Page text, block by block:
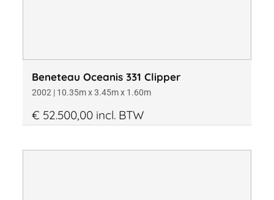
Beneteau Oceanis 331 Clipper
2002 | 10.35m x 3.45m x 1.60m
€ 52.500,00 incl. BTW